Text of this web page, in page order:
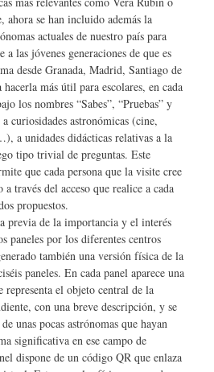
ahora se han incluido además la
actuales de nuestro país para
a las jóvenes generaciones de que es
desde Granada, Madrid, Santiago de
más útil para escolares, en cada
los nombres “Sabes”, “Pruebas” y
a curiosidades astronómicas (cine,
a unidades didácticas relativas a la
tipo trivial de preguntas. Este
que cada persona que la visite cree
través del acceso que realice a cada
propuestos.
previa de la importancia y el interés
paneles por los diferentes centros
también una versión física de la
paneles. En cada panel aparece una
representa el objeto central de la
con una breve descripción, y se
unas pocas astrónomas que hayan
significativa en ese campo de
dispone de un código QR que enlaza